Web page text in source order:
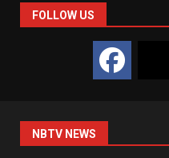
FOLLOW US
NBTV NEWS